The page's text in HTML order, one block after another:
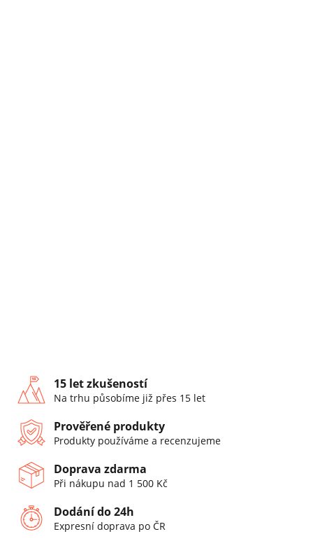
15 let zkušeností
Na trhu působíme již přes 15 let
Prověřené produkty
Produkty používáme a recenzujeme
Doprava zdarma
Při nákupu nad 1 500 Kč
Dodání do 24h
Expresní doprava po ČR